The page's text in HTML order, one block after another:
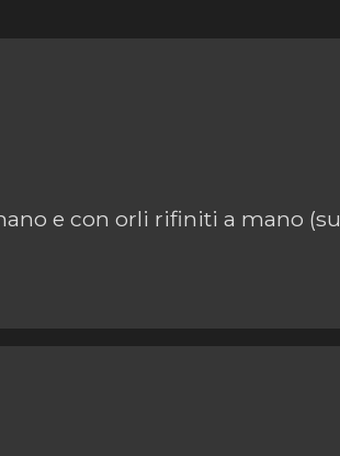
e con orli rifiniti a mano (su